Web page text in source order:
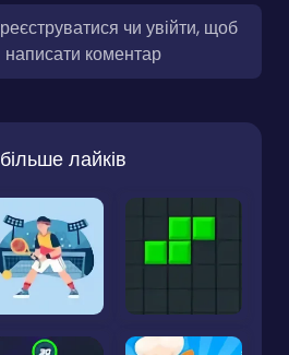
чи увійти, щоб
написати коментар
лайків